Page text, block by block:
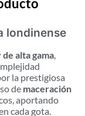
londinense
alta gama,
la prestigiosa
de maceración
aportando
cada gota.